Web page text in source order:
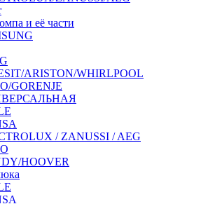
и её части
ARISTON/WHIRLPOOL
GORENJE
/ ZANUSSI / AEG
HOOVER